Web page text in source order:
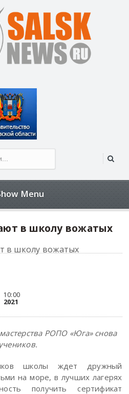
Menu
в школу вожатых
10:00
2021
РОПО «Юга» снова
школы ждет дружный
на море, в лучших лагерях
получить сертификат